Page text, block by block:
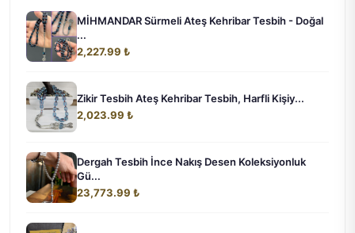
MİHMANDAR Sürmeli Ateş Kehribar Tesbih - Doğal
...
2,227.99 ₺
Zikir Tesbih Ateş Kehribar Tesbih, Harfli Kişiy...
2,023.99 ₺
Dergah Tesbih İnce Nakış Desen Koleksiyonluk
Gü...
23,773.99 ₺